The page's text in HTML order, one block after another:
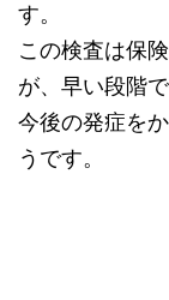
す。
この検査は保
が、早い段階
今後の発症を
うです。